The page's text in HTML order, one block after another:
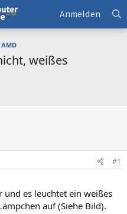
Anmelden
weißes
#1
und es leuchtet ein weißes
auf (Siehe Bild).